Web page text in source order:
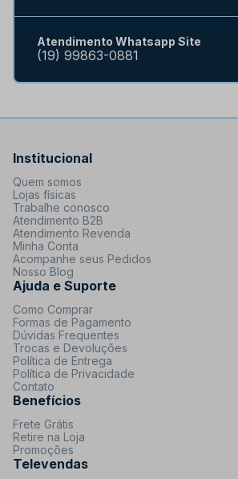
Atendimento Whatsapp Site
(19) 99863-0881
Institucional
Quem somos
Lojas físicas
Trabalhe conosco
Atendimento B2B
Atendimento Revenda
Minha Conta
Acompanhe seus Pedidos
Nosso Blog
Ajuda e Suporte
Como Comprar
Formas de Pagamento
Dúvidas Frequentes
Trocas e Devoluções
Política de Entrega
Política de Privacidade
Contato
Benefícios
Frete Grátis
Retire na Loja
Promoções
Televendas